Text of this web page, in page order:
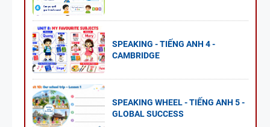
SPEAKING - TIẾNG ANH 4 -
CAMBRIDGE
SPEAKING WHEEL - TIẾNG ANH 5 -
GLOBAL SUCCESS